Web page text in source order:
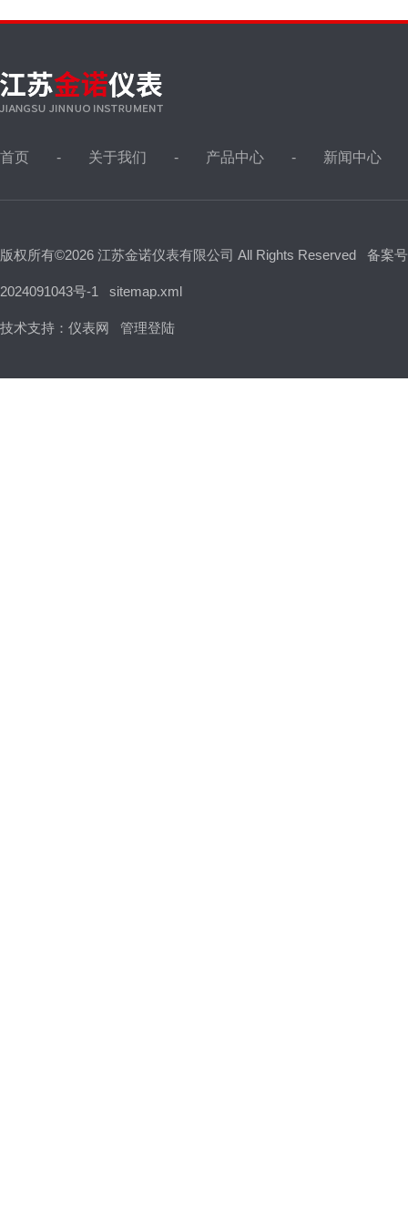
首页 关于我们 产品中心 新闻中心
版权所有©2026 江苏金诺仪表有限公司 All Rights Reserved 备案
2024091043号-1 sitemap.xml
技术支持： 仪表网 管理登陆